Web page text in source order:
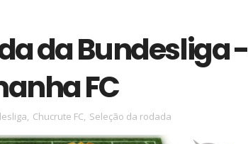
da Bundesliga -
FC
, Chucrute FC, Seleção da rodada